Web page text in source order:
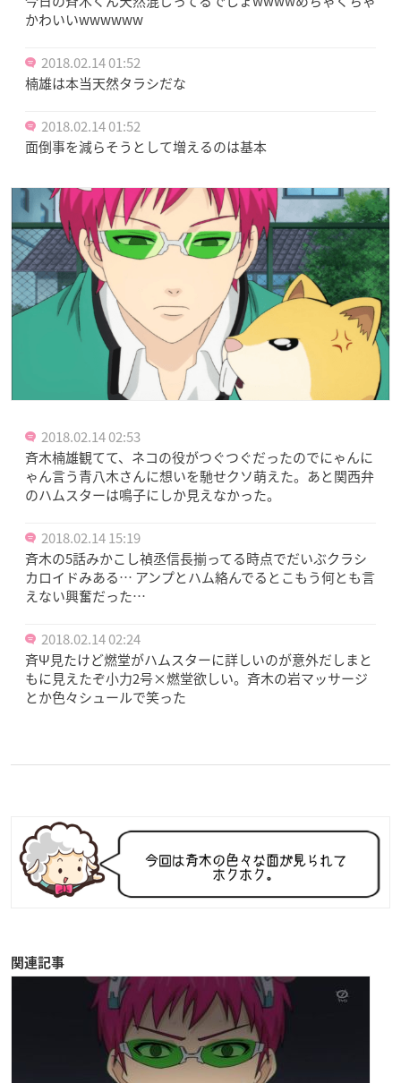
かわいいwwwwww
2018.02.14 01:52
楠雄は本当天然タラシだな
2018.02.14 01:52
面倒事を減らそうとして増えるのは基本
2018.02.14 02:53
斉木楠雄観てて、ネコの役がつぐつぐだったのでにゃんに
ゃん言う青八木さんに想いを馳せクソ萌えた。あと関西弁
のハムスターは鳴子にしか見えなかった。
2018.02.14 15:19
斉木の5話みかこし禎丞信長揃ってる時点でだいぶクラシ
カロイドみある… アンプとハム絡んでるとこもう何とも言
えない興奮だった…
2018.02.14 02:24
斉Ψ見たけど燃堂がハムスターに詳しいのが意外だしまと
もに見えたぞ小力2号×燃堂欲しい。斉木の岩マッサージ
とか色々シュールで笑った
関連記事